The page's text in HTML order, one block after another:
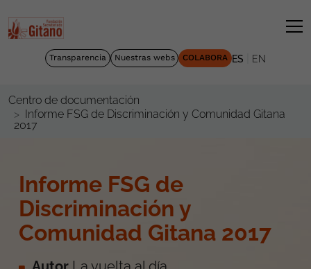
Transparencia Nuestras webs COLABORA ES EN
Centro de documentación
Informe FSG de Discriminación y Comunidad Gitana
2017
Informe FSG de
Discriminación y
Comunidad Gitana 2017